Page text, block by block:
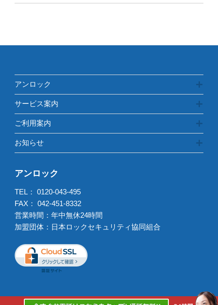
アンロック
サービス案内
ご利用案内
お知らせ
アンロック
TEL： 0120-043-495
FAX： 042-451-8332
営業時間：年中無休24時間
加盟団体：日本ロックセキュリティ協同組合